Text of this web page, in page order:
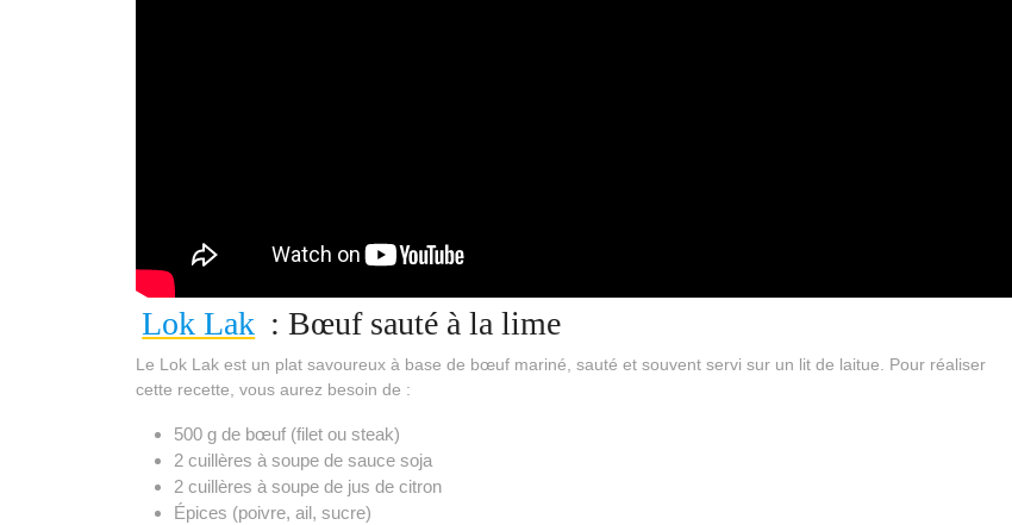
Lok Lak : Bœuf sauté à la lime
Le Lok Lak est un plat savoureux à base de bœuf mariné, sauté et souvent servi sur un lit de laitue. Pour réaliser
cette recette, vous aurez besoin de :
500 g de bœuf (filet ou steak)
2 cuillères à soupe de sauce soja
2 cuillères à soupe de jus de citron
Épices (poivre, ail, sucre)